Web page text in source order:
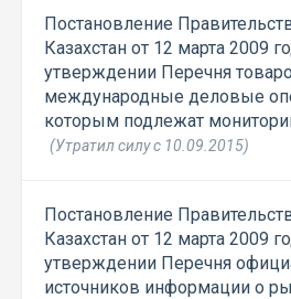
Постановление
Казахстан от 12 марта 2009
утверждении Перечня
международные деловые
которым подлежат
(Утратил силу с 10.09.2015)
Постановление
Казахстан от 12 марта 2009
утверждении Перечня
источников информации о